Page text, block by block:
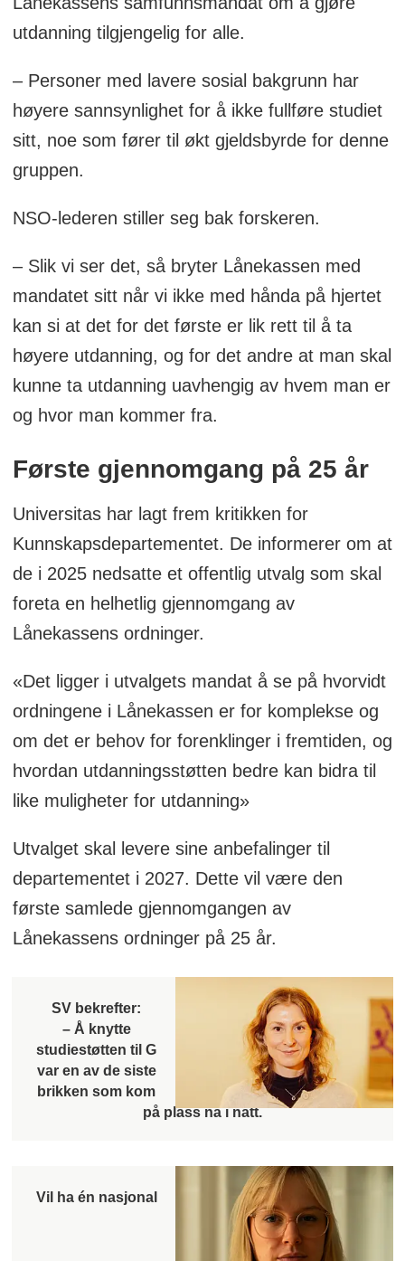
utdanning tilgjengelig for alle.
– Personer med lavere sosial bakgrunn har
høyere sannsynlighet for å ikke fullføre studiet
sitt, noe som fører til økt gjeldsbyrde for denne
gruppen.
NSO-lederen stiller seg bak forskeren.
– Slik vi ser det, så bryter Lånekassen med
mandatet sitt når vi ikke med hånda på hjertet
kan si at det for det første er lik rett til å ta
høyere utdanning, og for det andre at man skal
kunne ta utdanning uavhengig av hvem man er
og hvor man kommer fra.
Første gjennomgang på 25 år
Universitas har lagt frem kritikken for
Kunnskapsdepartementet. De informerer om at
de i 2025 nedsatte et offentlig utvalg som skal
foreta en helhetlig gjennomgang av
Lånekassens ordninger.
«Det ligger i utvalgets mandat å se på hvorvidt
ordningene i Lånekassen er for komplekse og
om det er behov for forenklinger i fremtiden, og
hvordan utdanningsstøtten bedre kan bidra til
like muligheter for utdanning»
Utvalget skal levere sine anbefalinger til
departementet i 2027. Dette vil være den
første samlede gjennomgangen av
Lånekassens ordninger på 25 år.
SV bekrefter:
– Å knytte
studiestøtten til G
var en av de siste
brikken som kom
på plass nå i natt.
Vil ha én nasjonal